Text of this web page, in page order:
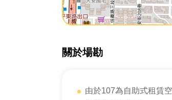
關於場勘
由於107為自助式租賃